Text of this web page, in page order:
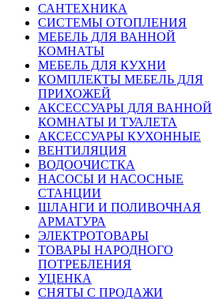
САНТЕХНИКА
СИСТЕМЫ ОТОПЛЕНИЯ
МЕБЕЛЬ ДЛЯ ВАННОЙ
КОМНАТЫ
МЕБЕЛЬ ДЛЯ КУХНИ
КОМПЛЕКТЫ МЕБЕЛЬ ДЛЯ
ПРИХОЖЕЙ
АКСЕССУАРЫ ДЛЯ ВАННОЙ
КОМНАТЫ И ТУАЛЕТА
АКСЕССУАРЫ КУХОННЫЕ
ВЕНТИЛЯЦИЯ
ВОДООЧИСТКА
НАСОСЫ И НАСОСНЫЕ
СТАНЦИИ
ШЛАНГИ И ПОЛИВОЧНАЯ
АРМАТУРА
ЭЛЕКТРОТОВАРЫ
ТОВАРЫ НАРОДНОГО
ПОТРЕБЛЕНИЯ
УЦЕНКА
СНЯТЫ С ПРОДАЖИ